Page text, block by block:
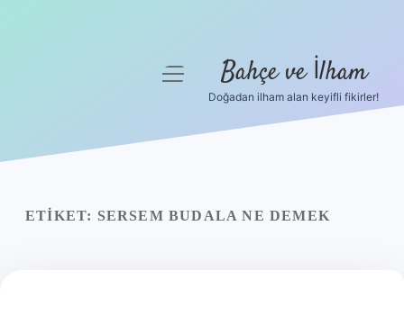
Yasal Uyarı
menüyü
Bahçe ve İlham
Doğadan ilham alan keyifli fikirler!
ETIKET: SERSEM BUDALA NE DEMEK